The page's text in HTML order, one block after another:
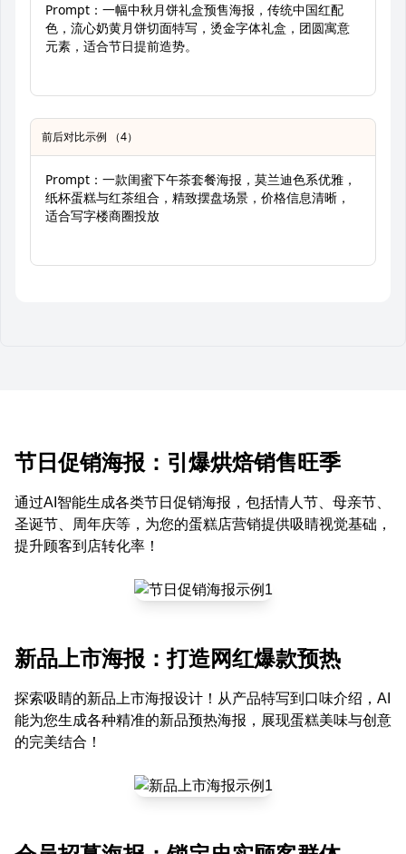
Prompt：一幅中秋月饼礼盒预售海报，传统中国红配
色，流心奶黄月饼切面特写，烫金字体礼盒，团圆寓意
元素，适合节日提前造势。
前后对比示例 （4）
Prompt：一款闺蜜下午茶套餐海报，莫兰迪色系优雅，
纸杯蛋糕与红茶组合，精致摆盘场景，价格信息清晰，
适合写字楼商圈投放
节日促销海报：引爆烘焙销售旺季
通过AI智能生成各类节日促销海报，包括情人节、母亲节、
圣诞节、周年庆等，为您的蛋糕店营销提供吸睛视觉基础，
提升顾客到店转化率！
新品上市海报：打造网红爆款预热
探索吸睛的新品上市海报设计！从产品特写到口味介绍，AI
能为您生成各种精准的新品预热海报，展现蛋糕美味与创意
的完美结合！